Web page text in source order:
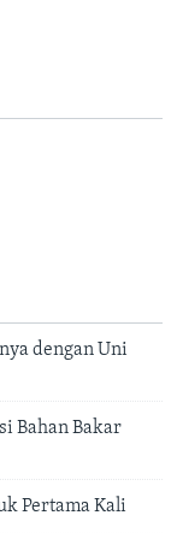
dengan Uni
Bahan Bakar
Pertama Kali